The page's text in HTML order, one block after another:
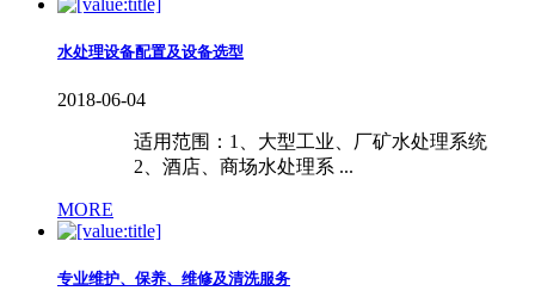
水处理设备配置及设备选型
2018-06-04
适用范围：1、大型工业、厂矿水处理系统
2、酒店、商场水处理系 ...
MORE
专业维护、保养、维修及清洗服务